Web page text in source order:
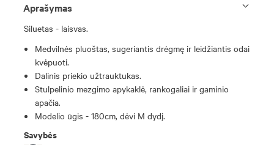
Aprašymas
Siluetas - laisvas.
Medvilnės pluoštas, sugeriantis drėgmę ir leidžiantis odai
kvėpuoti.
Dalinis priekio užtrauktukas.
Stulpelinio mezgimo apykaklė, rankogaliai ir gaminio
apačia.
Modelio ūgis - 180cm, dėvi M dydį.
Savybės